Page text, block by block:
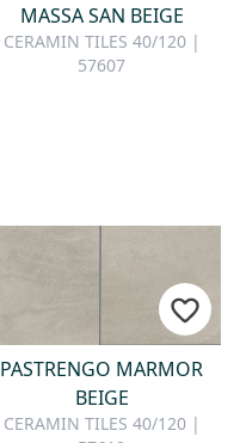
MASSA SAN BEIGE
CERAMIN TILES 40/120 |
57607
PASTRENGO MARMOR
BEIGE
CERAMIN TILES 40/120 |